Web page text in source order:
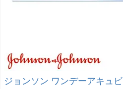
ジョンソン ワンデーアキュ